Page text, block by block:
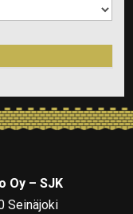
Oy – SJK
Seinäjoki